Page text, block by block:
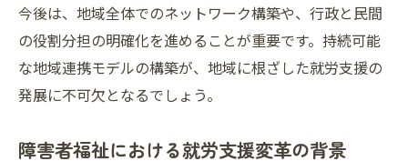
今後は、地域全体でのネットワーク構築や、行政と民間
の役割分担の明確化を進めることが重要です。持続可能
な地域連携モデルの構築が、地域に根ざした就労支援の
発展に不可欠となるでしょう。
障害者福祉における就労支援変革の背景